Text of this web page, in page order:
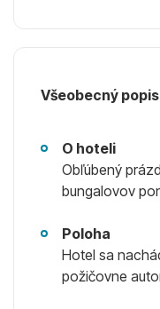
Všeobecný
O hoteli
Obľúbený
bungalovov
Poloha
Hotel sa
požičovne